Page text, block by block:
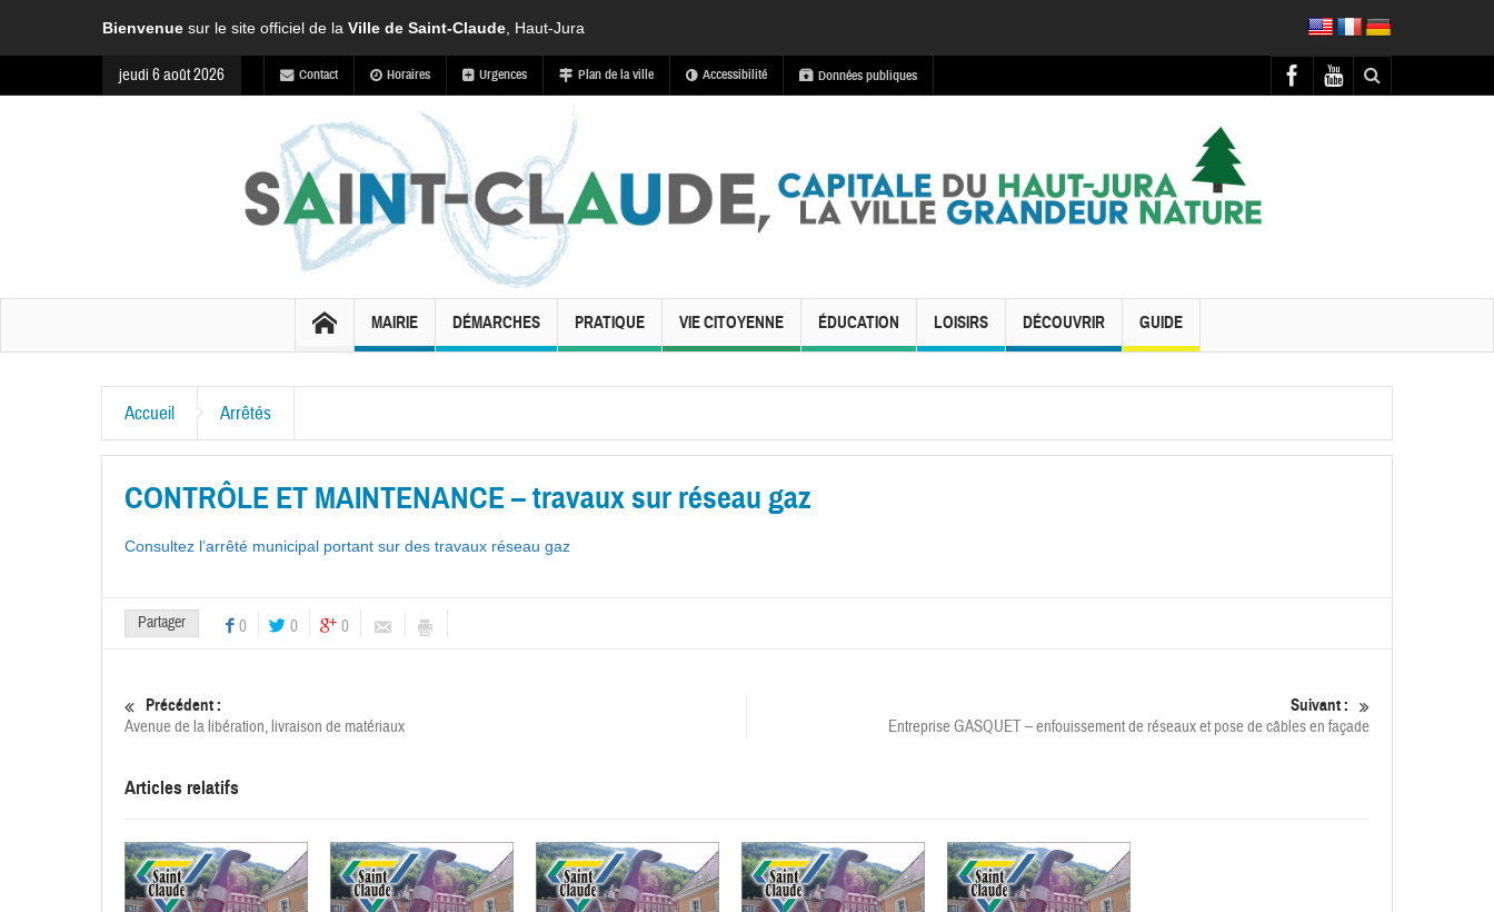
Bienvenue sur le site officiel de la Ville de Saint-Claude , Haut-Jura
jeudi 6 août 2026 Contact Horaires Urgences Plan de la ville Accessibilité Données publiques
MAIRIE DÉMARCHES PRATIQUE VIE CITOYENNE ÉDUCATION LOISIRS DÉCOUVRIR GUIDE
Accueil Arrêtés
CONTRÔLE ET MAINTENANCE – travaux sur réseau gaz
Consultez l’arrêté municipal portant sur des travaux réseau gaz
Partager 0 0 0
Précédent :
Avenue de la libération, livraison de matériaux
Suivant :
Entreprise GASQUET – enfouissement de réseaux et pose de câbles en façade
Articles relatifs